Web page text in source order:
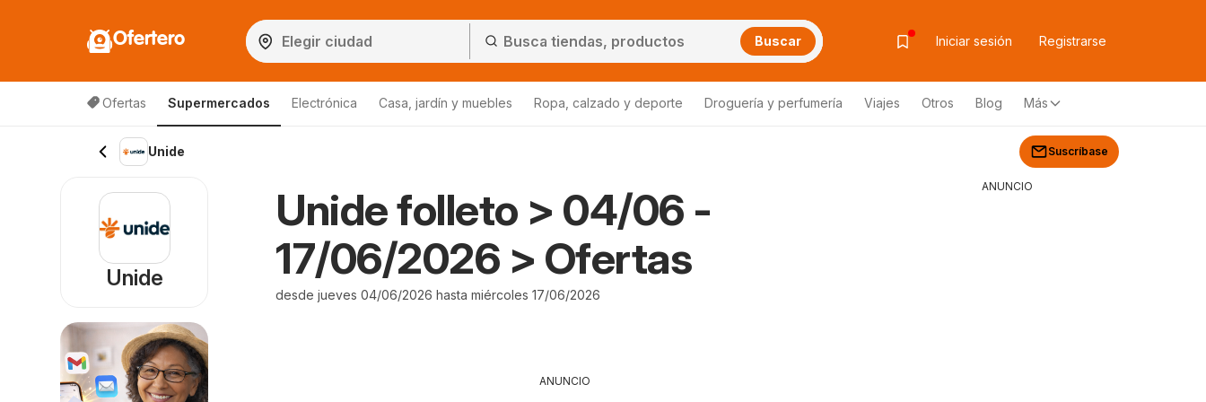
Ofertero Buscar Iniciar sesión Registrarse
Ofertas Supermercados Electrónica Casa, jardín y muebles Ropa, calzado y deporte Droguería y perfumería Viajes Otros Blog Más
Unide Suscríbase
Unide folleto > 04/06 -
17/06/2026 > Ofertas
desde jueves 04/06/2026 hasta miércoles 17/06/2026
ANUNCIO
Unide
ANUNCIO